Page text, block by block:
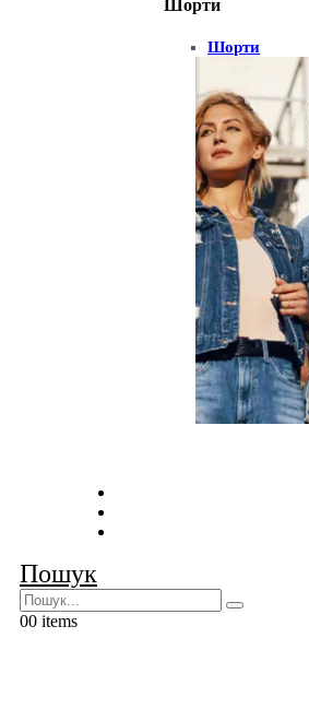
Шорти
Шорти
Пошук
00 items